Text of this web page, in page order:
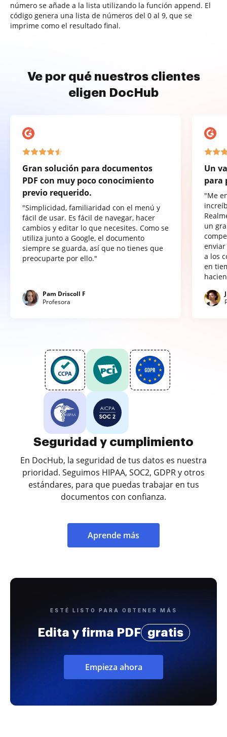
número se añade a la lista utilizando la función append. El
código genera una lista de números del 0 al 9, que se
imprime como el resultado final.
Ve por qué nuestros clientes
eligen DocHub
Gran solución para documentos
PDF con muy poco conocimiento
previo requerido.
"Simplicidad, familiaridad con el menú y
fácil de usar. Es fácil de navegar, hacer
cambios y editar lo que necesites. Como se
utiliza junto a Google, el documento
siempre se guarda, así que no tienes que
preocuparte por ello."
Pam Driscoll F
Profesora
Un
para
"Me
un
a los
en
Seguridad y cumplimiento
En DocHub, la seguridad de tus datos es nuestra
prioridad. Seguimos HIPAA, SOC2, GDPR y otros
estándares, para que puedas trabajar en tus
documentos con confianza.
Aprende más
ESTÉ LISTO PARA OBTENER MÁS
Edita y firma PDF gratis
Empieza ahora